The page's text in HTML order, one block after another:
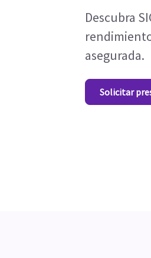
Descubra
asegurada.
Solicitar